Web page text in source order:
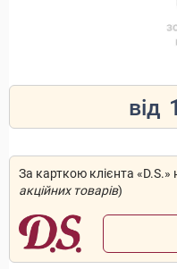
від
За карткою клієнта
акційних товарів)